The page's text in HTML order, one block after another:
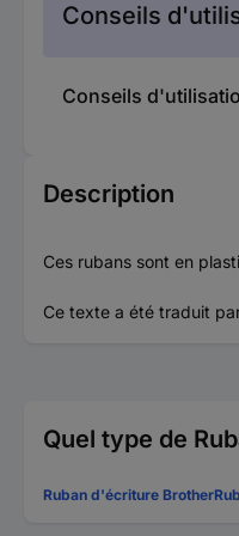
Conseils
Conseils
Description
Ces rubans sont en
Ce texte a été traduit
Quel type de
Ruban d'écriture Brother